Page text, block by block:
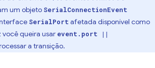
um objeto SerialConnectionEvent
SerialPort afetada disponível como
você queira usar event.port ||
a transição.